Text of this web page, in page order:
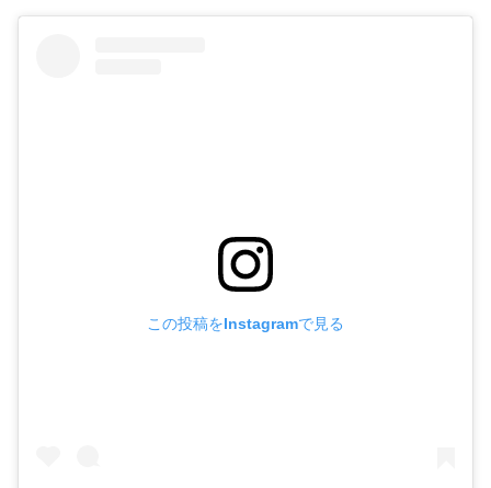
この投稿をInstagramで見る